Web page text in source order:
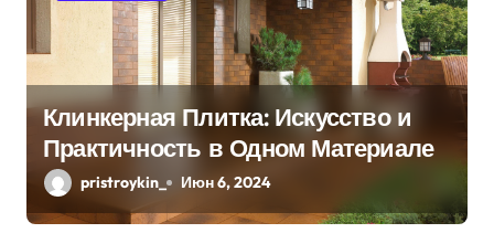
м
Клинкерная Плитка: Искусство и
Практичность в Одном Материале
pristroykin_ Июн 6, 2024